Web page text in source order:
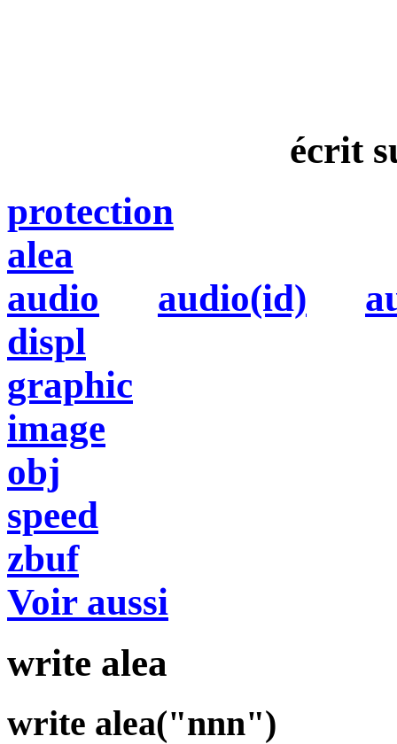
écrit
protection
alea
audio
audio(id)
displ
graphic
image
obj
speed
zbuf
Voir aussi
write alea
write alea("nnn")